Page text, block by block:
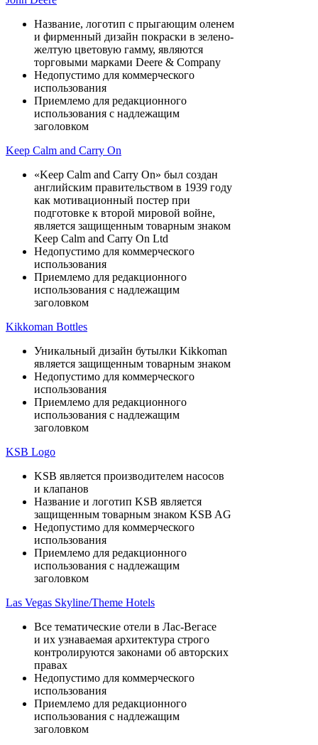
Название, логотип с прыгающим оленем
и фирменный дизайн покраски в зелено-
желтую цветовую гамму, являются
торговыми марками Deere & Company
Недопустимо для коммерческого
использования
Приемлемо для редакционного
использования с надлежащим
заголовком
Keep Calm and Carry On
«Keep Calm and Carry On» был создан
английским правительством в 1939 году
как мотивационный постер при
подготовке к второй мировой войне,
является защищенным товарным знаком
Keep Calm and Carry On Ltd
Недопустимо для коммерческого
использования
Приемлемо для редакционного
использования с надлежащим
заголовком
Kikkoman Bottles
Уникальный дизайн бутылки Kikkoman
является защищенным товарным знаком
Недопустимо для коммерческого
использования
Приемлемо для редакционного
использования с надлежащим
заголовком
KSB Logo
KSB является производителем насосов
и клапанов
Название и логотип KSB является
защищенным товарным знаком KSB AG
Недопустимо для коммерческого
использования
Приемлемо для редакционного
использования с надлежащим
заголовком
Las Vegas Skyline/Theme Hotels
Все тематические отели в Лас-Вегасе
и их узнаваемая архитектура строго
контролируются законами об авторских
правах
Недопустимо для коммерческого
использования
Приемлемо для редакционного
использования с надлежащим
заголовком